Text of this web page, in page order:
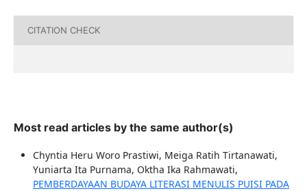
CITATION CHECK
Most read articles by the same author(s)
Chyntia Heru Woro Prastiwi, Meiga Ratih Tirtanawati,
Yuniarta Ita Purnama, Oktha Ika Rahmawati,
PEMBERDAYAAN BUDAYA LITERASI MENULIS PUISI PADA